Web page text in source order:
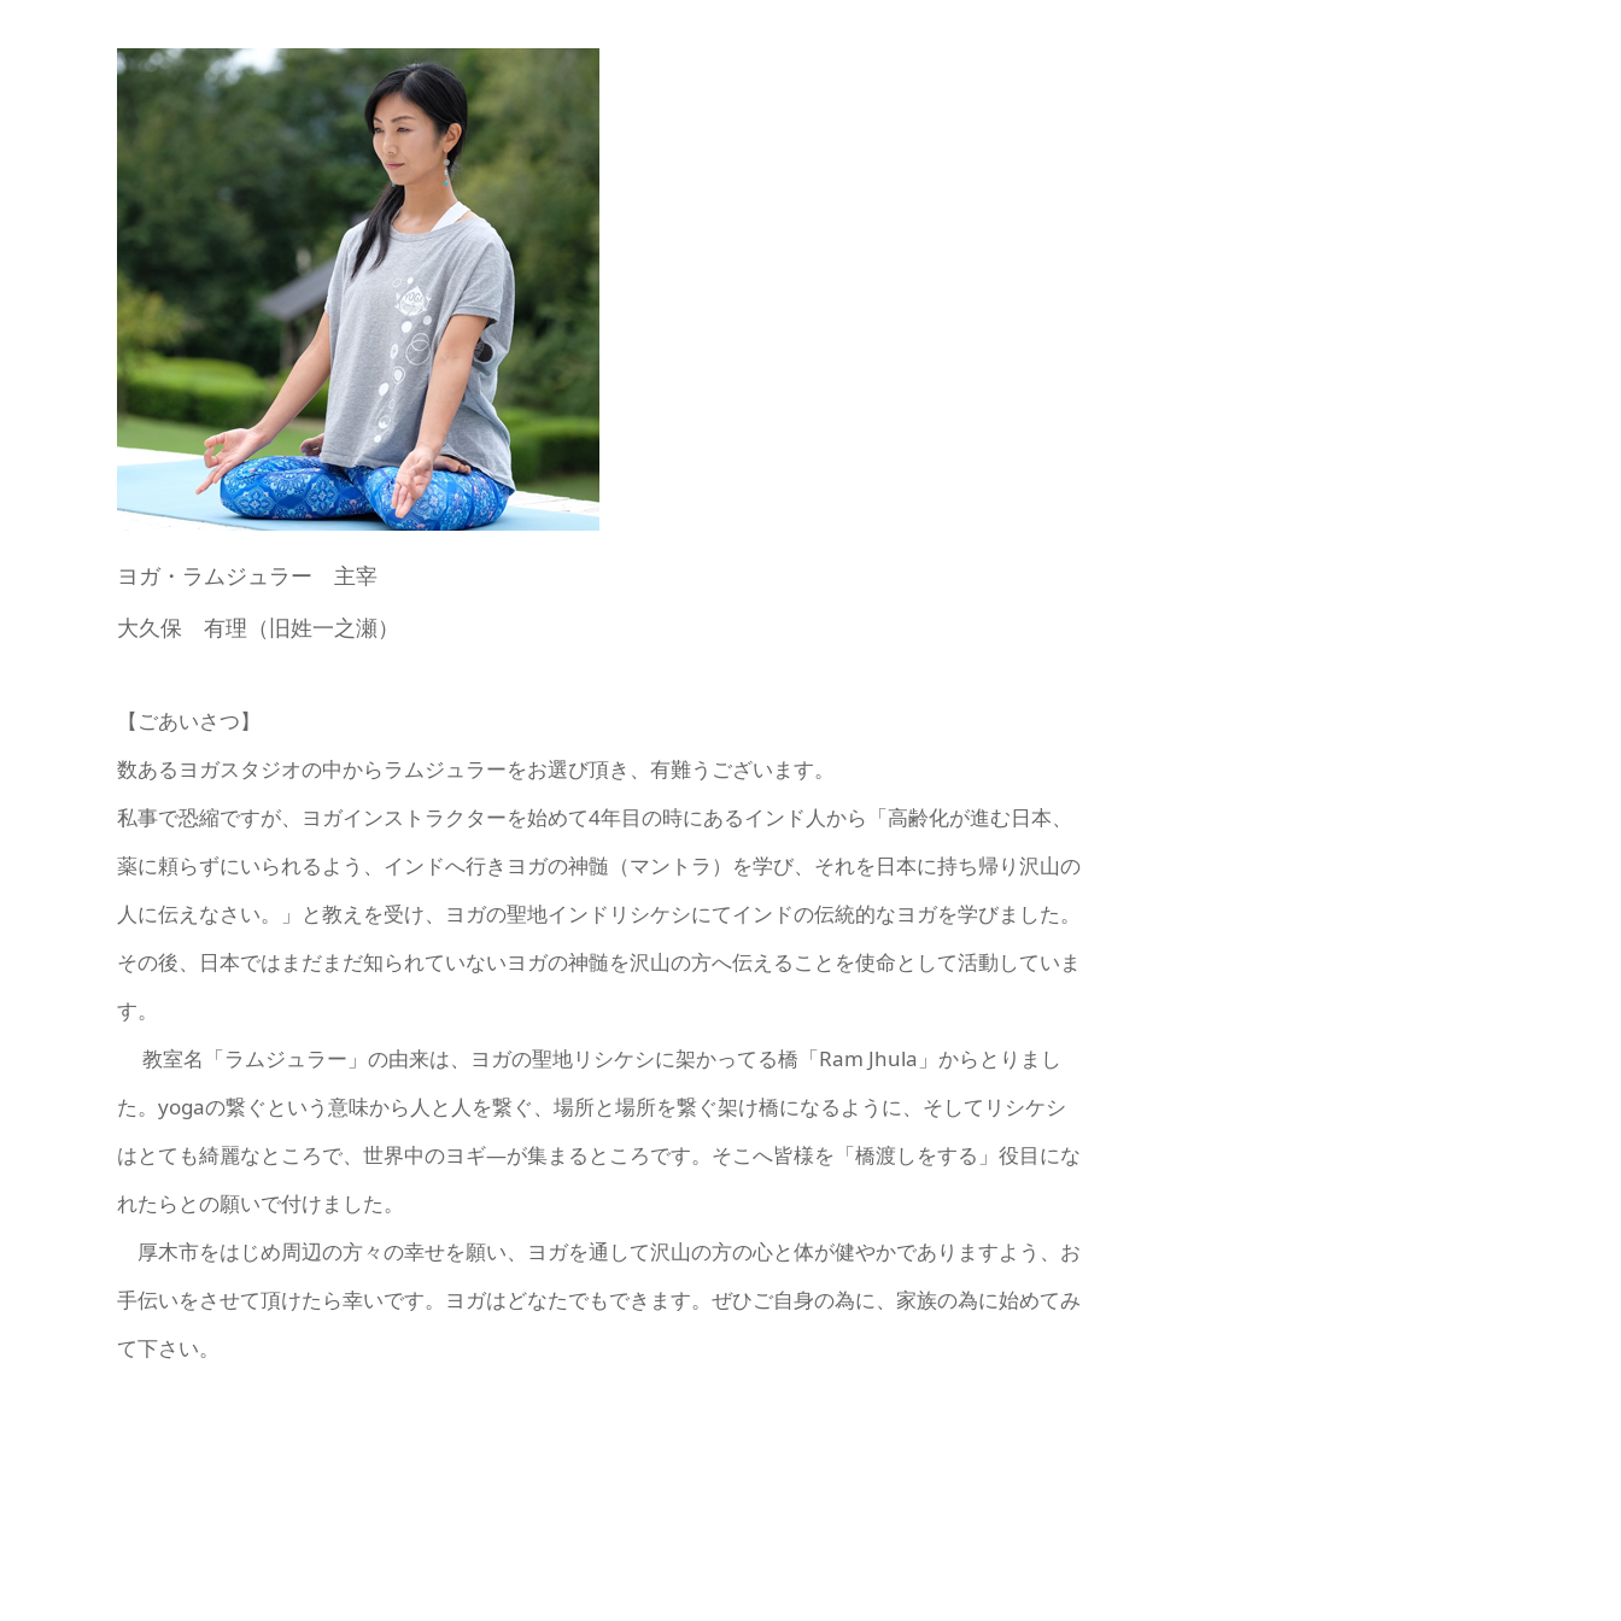
ヨガ・ラムジュラー 主宰
大久保 有理（旧姓一之瀬）
【ごあいさつ】
数あるヨガスタジオの中からラムジュラーをお選び頂き、有難うございます。
私事で恐縮ですが、ヨガインストラクターを始めて4年目の時にあるインド人から「高齢化が進む日本、
薬に頼らずにいられるよう、インドへ行きヨガの神髄（マントラ）を学び、それを日本に持ち帰り沢山の
人に伝えなさい。」と教えを受け、ヨガの聖地インドリシケシにてインドの伝統的なヨガを学びました。
その後、日本ではまだまだ知られていないヨガの神髄を沢山の方へ伝えることを使命として活動していま
す。
教室名「ラムジュラー」の由来は、ヨガの聖地リシケシに架かってる橋「Ram Jhula」からとりまし
た。yogaの繋ぐという意味から人と人を繋ぐ、場所と場所を繋ぐ架け橋になるように、そしてリシケシ
はとても綺麗なところで、世界中のヨギ―が集まるところです。そこへ皆様を「橋渡しをする」役目にな
れたらとの願いで付けました。
厚木市をはじめ周辺の方々の幸せを願い、ヨガを通して沢山の方の心と体が健やかでありますよう、お
手伝いをさせて頂けたら幸いです。ヨガはどなたでもできます。ぜひご自身の為に、家族の為に始めてみ
て下さい。